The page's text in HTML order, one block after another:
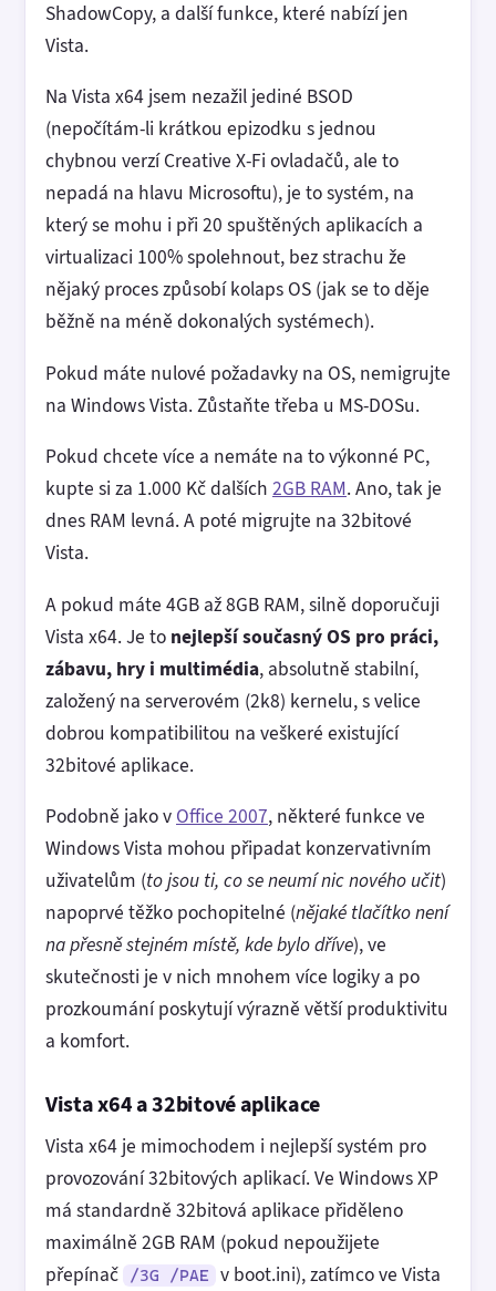
ShadowCopy, a další funkce, které nabízí jen
Vista.
Na Vista x64 jsem nezažil jediné BSOD
(nepočítám-li krátkou epizodku s jednou
chybnou verzí Creative X-Fi ovladačů, ale to
nepadá na hlavu Microsoftu), je to systém, na
který se mohu i při 20 spuštěných aplikacích a
virtualizaci 100% spolehnout, bez strachu že
nějaký proces způsobí kolaps OS (jak se to děje
běžně na méně dokonalých systémech).
Pokud máte nulové požadavky na OS, nemigrujte
na Windows Vista. Zůstaňte třeba u MS-DOSu.
Pokud chcete více a nemáte na to výkonné PC,
kupte si za 1.000 Kč dalších 2GB RAM. Ano, tak je
dnes RAM levná. A poté migrujte na 32bitové
Vista.
A pokud máte 4GB až 8GB RAM, silně doporučuji
Vista x64. Je to nejlepší současný OS pro práci,
zábavu, hry i multimédia, absolutně stabilní,
založený na serverovém (2k8) kernelu, s velice
dobrou kompatibilitou na veškeré existující
32bitové aplikace.
Podobně jako v Office 2007, některé funkce ve
Windows Vista mohou připadat konzervativním
uživatelům (to jsou ti, co se neumí nic nového učit)
napoprvé těžko pochopitelné (nějaké tlačítko není
na přesně stejném místě, kde bylo dříve), ve
skutečnosti je v nich mnohem více logiky a po
prozkoumání poskytují výrazně větší produktivitu
a komfort.
Vista x64 a 32bitové aplikace
Vista x64 je mimochodem i nejlepší systém pro
provozování 32bitových aplikací. Ve Windows XP
má standardně 32bitová aplikace přiděleno
maximálně 2GB RAM (pokud nepoužijete
přepínač
/3G /PAE
v boot.ini), zatímco ve Vista